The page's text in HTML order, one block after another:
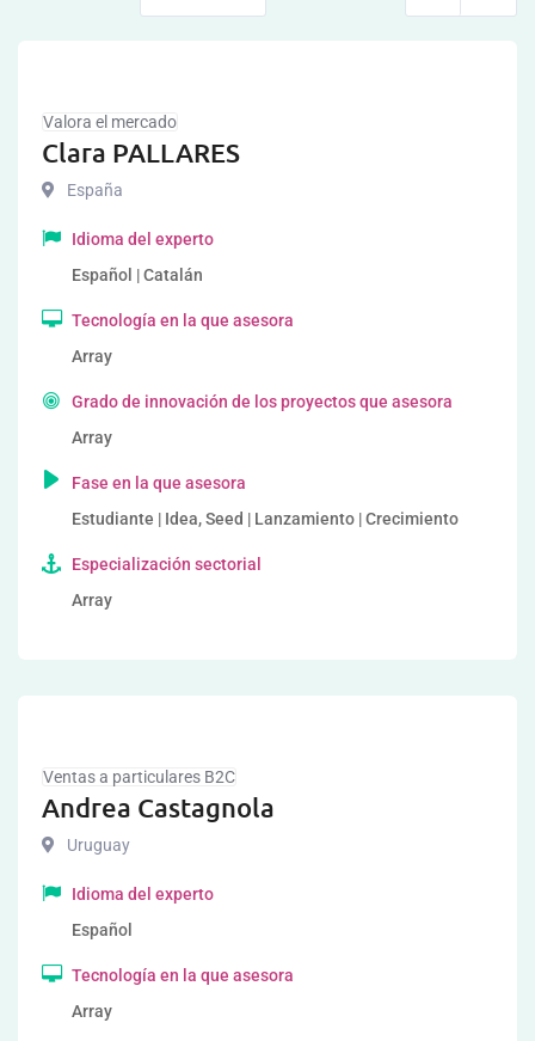
Valora el mercado
Clara PALLARES
España
Idioma del experto
Español | Catalán
Tecnología en la que asesora
Array
Grado de innovación de los proyectos que asesora
Array
Fase en la que asesora
Estudiante | Idea, Seed | Lanzamiento | Crecimiento
Especialización sectorial
Array
Ventas a particulares B2C
Andrea Castagnola
Uruguay
Idioma del experto
Español
Tecnología en la que asesora
Array